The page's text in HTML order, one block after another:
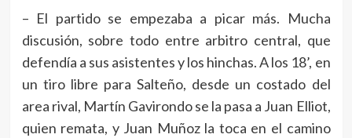
– El partido se empezaba a picar más. Mucha
discusión, sobre todo entre arbitro central, que
defendía a sus asistentes y los hinchas. A los 18’, en
un tiro libre para Salteño, desde un costado del
area rival, Martín Gavirondo se la pasa a Juan Elliot,
quien remata, y Juan Muñoz la toca en el camino